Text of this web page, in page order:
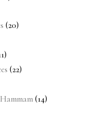
2020
11
produits
2222
1414